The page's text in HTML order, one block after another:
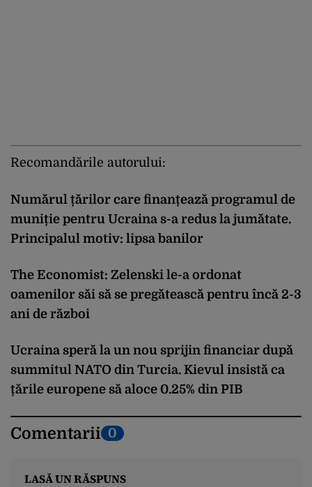
Recomandările autorului:
Numărul țărilor care finanțează programul de
muniție pentru Ucraina s-a redus la jumătate.
Principalul motiv: lipsa banilor
The Economist: Zelenski le-a ordonat
oamenilor săi să se pregătească pentru încă 2-3
ani de război
Ucraina speră la un nou sprijin financiar după
summitul NATO din Turcia. Kievul insistă ca
țările europene să aloce 0.25% din PIB
Comentarii 0
LASĂ UN RĂSPUNS